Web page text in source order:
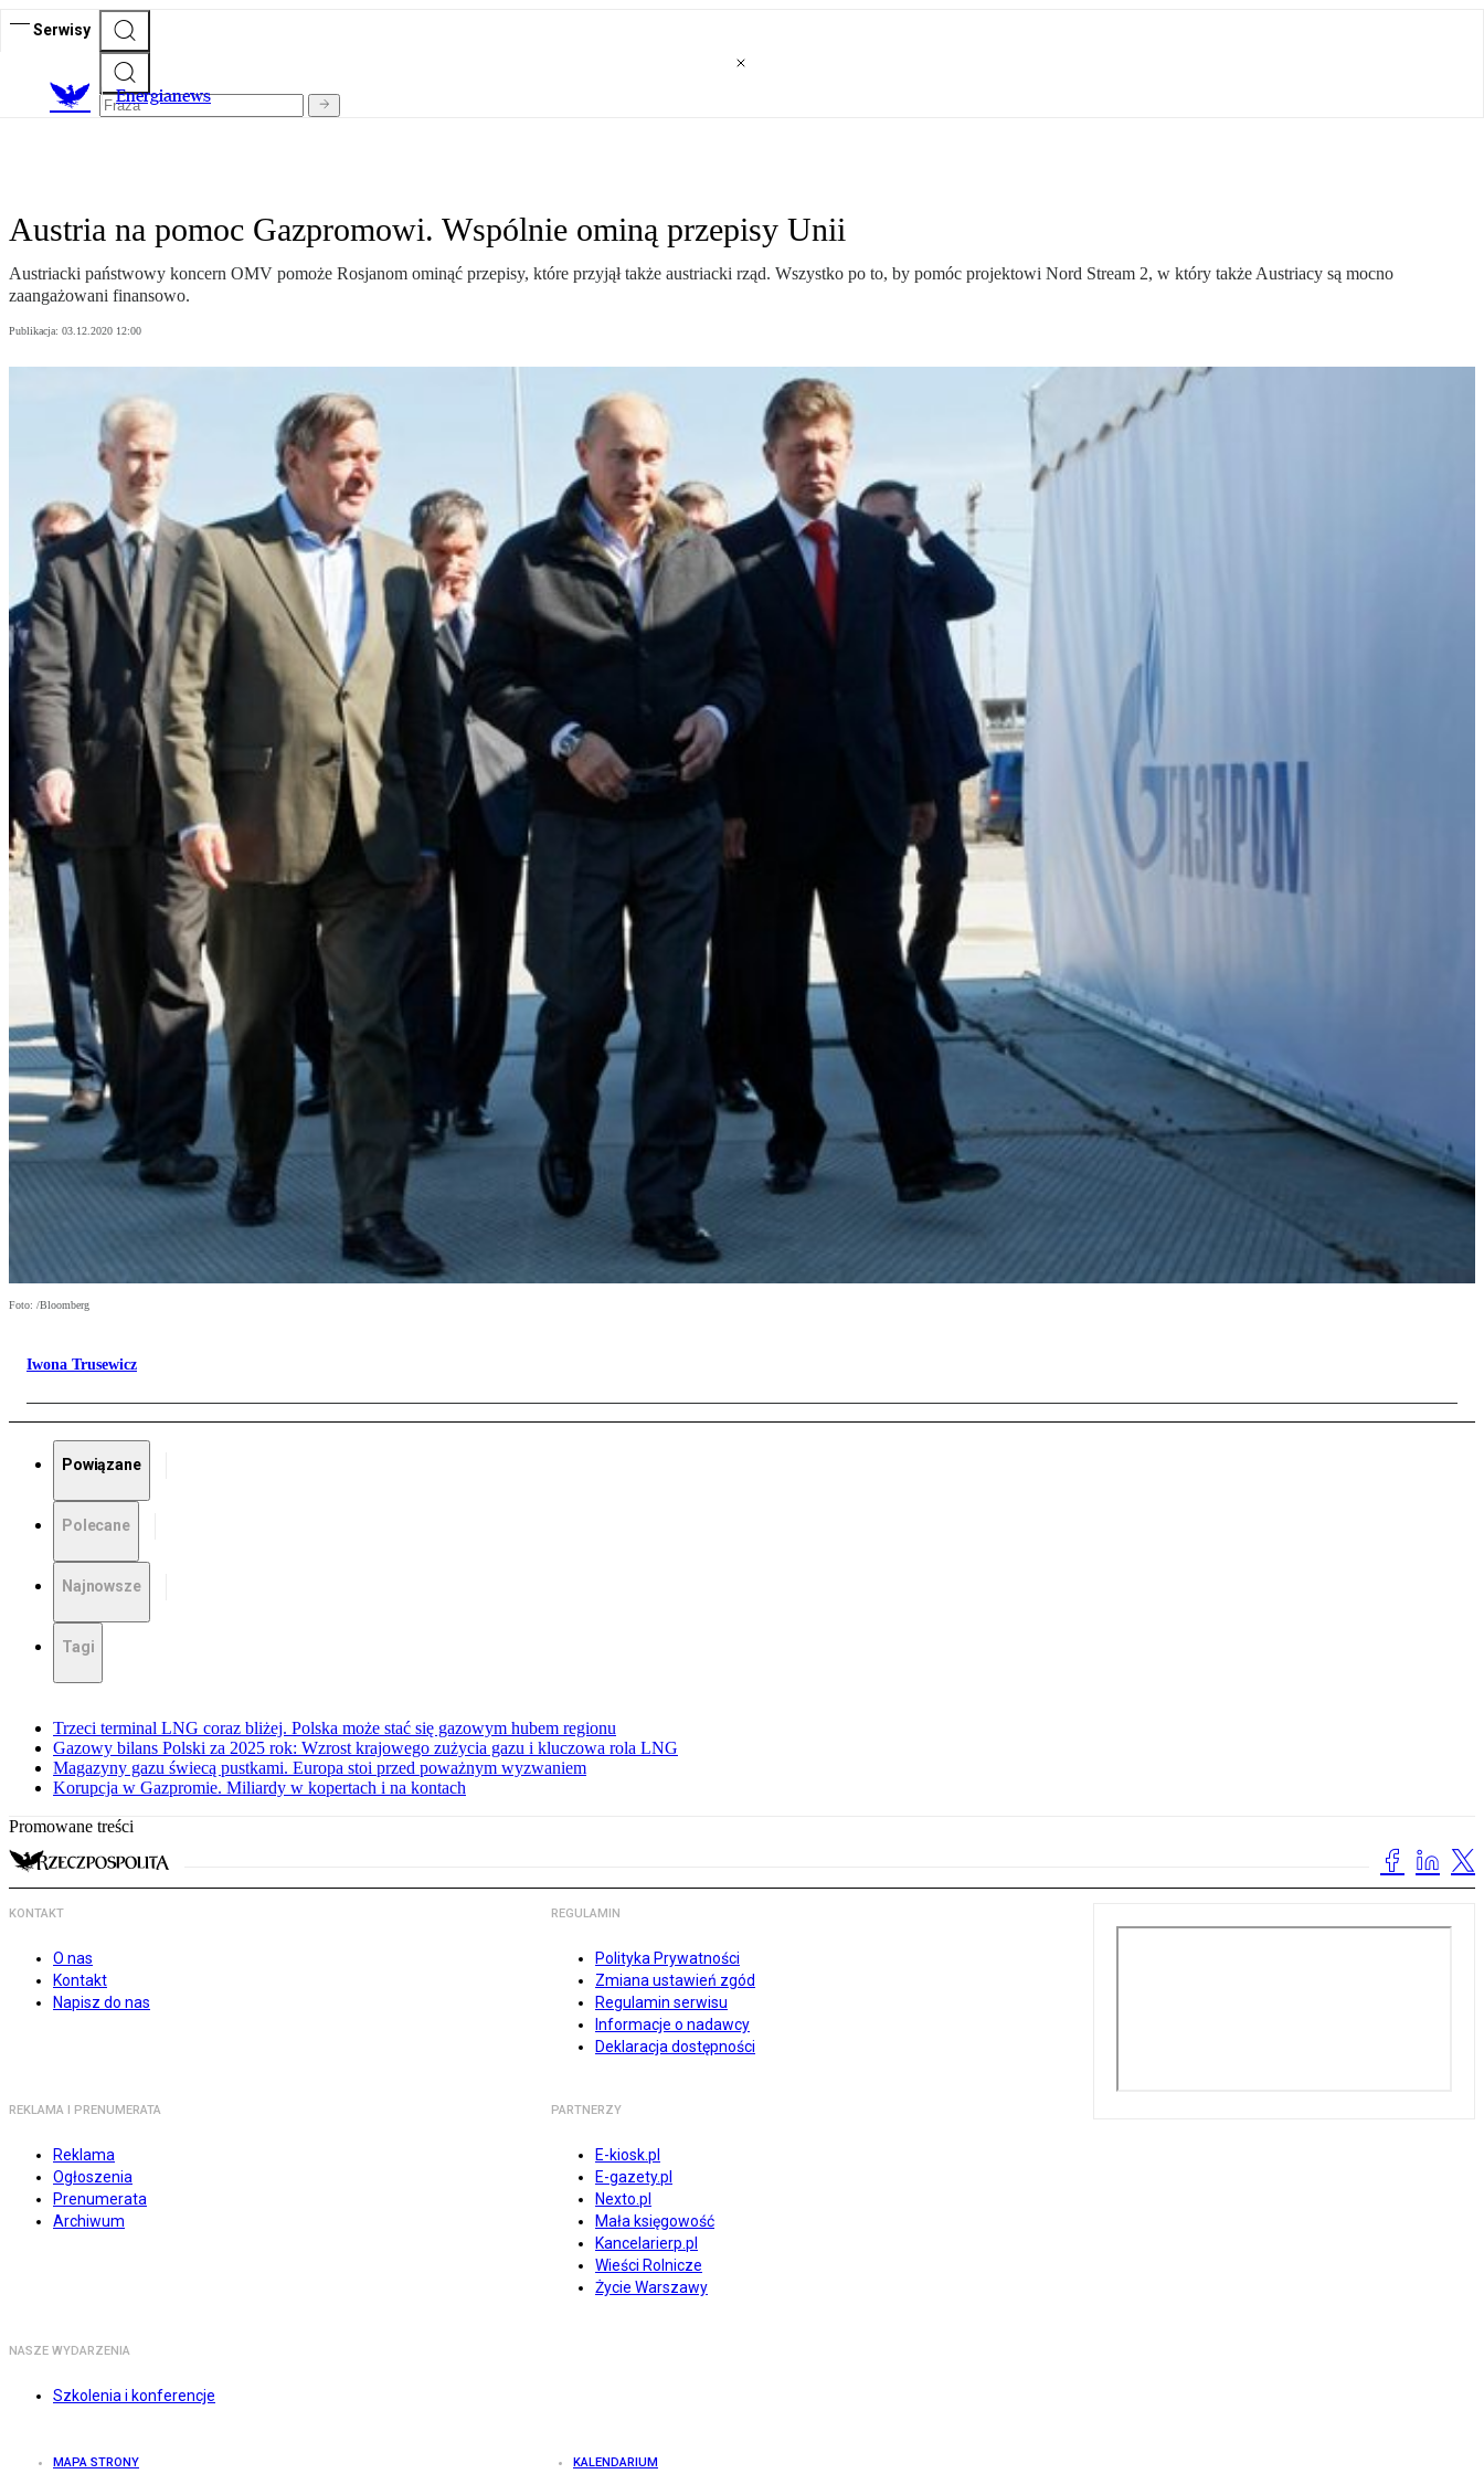
Serwisy
Energianews
Austria na pomoc Gazpromowi. Wspólnie ominą przepisy Unii
Austriacki państwowy koncern OMV pomoże Rosjanom ominąć przepisy, które przyjął także austriacki rząd. Wszystko po to, by pomóc projektowi Nord Stream 2, w który także Austriacy są mocno
zaangażowani finansowo.
Publikacja: 03.12.2020 12:00
Foto: /Bloomberg
Iwona Trusewicz
Powiązane
Polecane
Najnowsze
Tagi
Trzeci terminal LNG coraz bliżej. Polska może stać się gazowym hubem regionu
Gazowy bilans Polski za 2025 rok: Wzrost krajowego zużycia gazu i kluczowa rola LNG
Magazyny gazu świecą pustkami. Europa stoi przed poważnym wyzwaniem
Korupcja w Gazpromie. Miliardy w kopertach i na kontach
Promowane treści
KONTAKT
O nas
Kontakt
Napisz do nas
REGULAMIN
Polityka Prywatności
Zmiana ustawień zgód
Regulamin serwisu
Informacje o nadawcy
Deklaracja dostępności
REKLAMA I PRENUMERATA
Reklama
Ogłoszenia
Prenumerata
Archiwum
PARTNERZY
E-kiosk.pl
E-gazety.pl
Nexto.pl
Mała księgowość
Kancelarierp.pl
Wieści Rolnicze
Życie Warszawy
NASZE WYDARZENIA
Szkolenia i konferencje
MAPA STRONY KALENDARIUM